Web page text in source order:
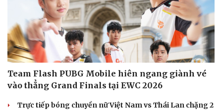
Du lịch
Tư vấn
Săn Tour
check-in
Podcast
Câu chuyện thời sự
Đọc truyện đêm khuya
Cửa sổ tình yêu
Kể chuyện cho bé
Team Flash PUBG Mobile hiên ngang giành vé
vào thẳng Grand Finals tại EWC 2026
Trực tiếp bóng chuyền nữ Việt Nam vs Thái Lan chặng 2